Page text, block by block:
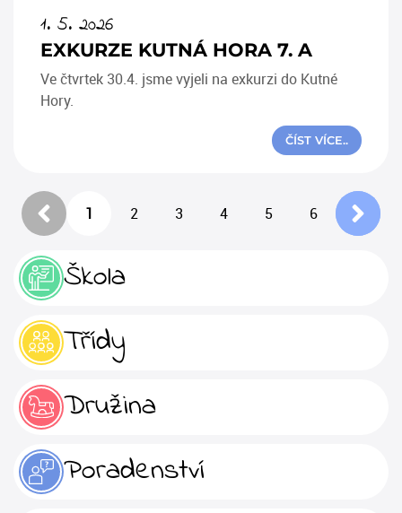
Škola
Třídy
Družina
Poradenství
1. 5. 2026
EXKURZE KUTNÁ HORA 7. A
Ve čtvrtek 30.4. jsme vyjeli na exkurzi do Kutné
Hory.
ČÍST VÍCE..
1 2 3 4 5 6